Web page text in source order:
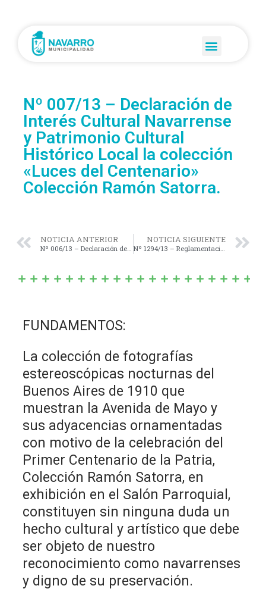
Nº 007/13 – Declaración de
Interés Cultural Navarrense
y Patrimonio Cultural
Histórico Local la colección
«Luces del Centenario»
Colección Ramón Satorra.
NOTICIA ANTERIOR
Nº 006/13 – Declaración de Interés Legislativo a la Conferencia que brinda la Sra. María Inés Llanos.
NOTICIA SIGUIENTE
Nº 1294/13 – Reglamentación del Plazo que tiene el D.E. parresponder los Pedidos de Informes al H.C.D.
FUNDAMENTOS:
La colección de fotografías
estereoscópicas nocturnas del
Buenos Aires de 1910 que
muestran la Avenida de Mayo y
sus adyacencias ornamentadas
con motivo de la celebración del
Primer Centenario de la Patria,
Colección Ramón Satorra, en
exhibición en el Salón Parroquial,
constituyen sin ninguna duda un
hecho cultural y artístico que debe
ser objeto de nuestro
reconocimiento como navarrenses
y digno de su preservación.